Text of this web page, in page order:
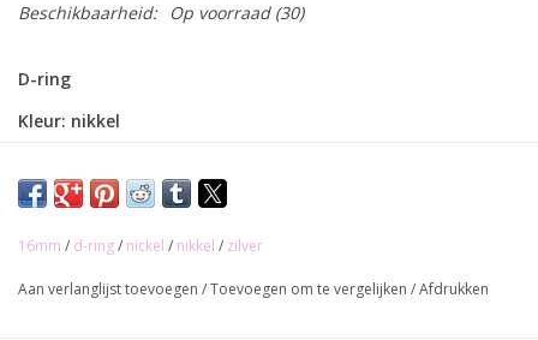
Beschikbaarheid:
Op voorraad(30)
D-ring
Kleur: nikkel
16mm / d-ring/ nickel / nikkel / zilver
Aan verlanglijst toevoegen /Toevoegen om te vergelijken /Afdrukken